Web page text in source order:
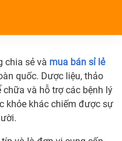
chia sẻ và mua bán sỉ lẻ
quốc. Dược liệu, thảo
và hỗ trợ các bệnh lý
khỏe khác chiếm được sự